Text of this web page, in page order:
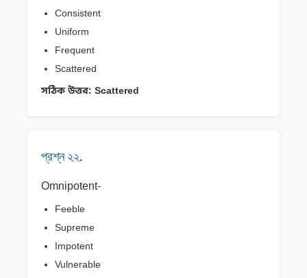
Consistent
Uniform
Frequent
Scattered
সঠিক উত্তর: Scattered
প্রশ্ন ২২.
Omnipotent-
Feeble
Supreme
Impotent
Vulnerable